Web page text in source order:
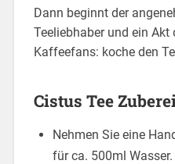
Dann beginnt der
Teeliebhaber und ein
Kaffeefans: koche den
Cistus Tee
Nehmen Sie eine
für ca. 500ml